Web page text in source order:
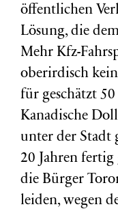
öffentlichen
Lösung, die
Mehr Kfz-
oberirdisch
für geschätzt
Kanadische
unter der Stadt
20 Jahren fertig
die Bürger
leiden, wegen